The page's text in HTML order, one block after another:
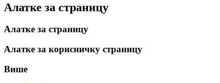
Алатке за страницу
Алатке за страницу
Алатке за корисничку страницу
Више